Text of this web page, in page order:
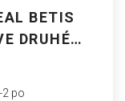
BETIS
DRUHÉ
2 po